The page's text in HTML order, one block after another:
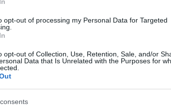
opt-out of processing my Personal Data for Targeted
opt-out of Collection, Use, Retention, Sale, and/or
Data that Is Unrelated with the Purposes for
di saper reagire, come testimoniano
pubblico. Il
pronto a spingere igiocatori